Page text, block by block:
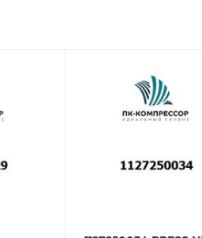
оборудования. ООО